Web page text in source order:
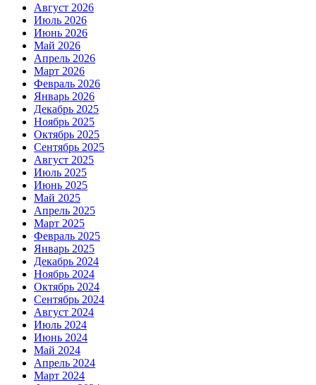
Август 2026
Июль 2026
Июнь 2026
Май 2026
Апрель 2026
Март 2026
Февраль 2026
Январь 2026
Декабрь 2025
Ноябрь 2025
Октябрь 2025
Сентябрь 2025
Август 2025
Июль 2025
Июнь 2025
Май 2025
Апрель 2025
Март 2025
Февраль 2025
Январь 2025
Декабрь 2024
Ноябрь 2024
Октябрь 2024
Сентябрь 2024
Август 2024
Июль 2024
Июнь 2024
Май 2024
Апрель 2024
Март 2024